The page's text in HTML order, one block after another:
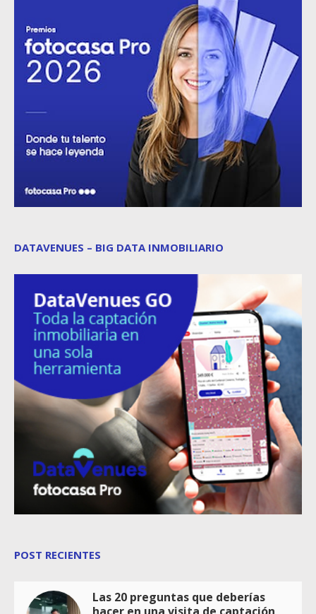
DATAVENUES – BIG DATA INMOBILIARIO
POST RECIENTES
Las 20 preguntas que deberías